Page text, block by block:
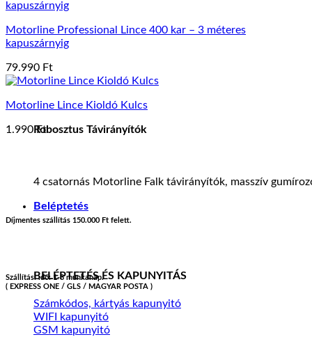
Robosztus Távirányítók
4 csatornás Motorline Falk távirányítók, masszív
Beléptetés
BELÉPTETÉS ÉS KAPUNYITÁS
Számkódos, kártyás kapunyitó
WIFI kapunyitó
GSM kapunyitó
Motorline Professional Lince 400 kar – 3 méteres
kapuszárnyig
79.990 Ft
Motorline Lince Kioldó Kulcs
1.990Ft
Díjmentes szállítás 150.000 Ft felett.
Szállítási idő: 1-3 munkanap.
( EXPRESS ONE / GLS / MAGYAR POSTA )